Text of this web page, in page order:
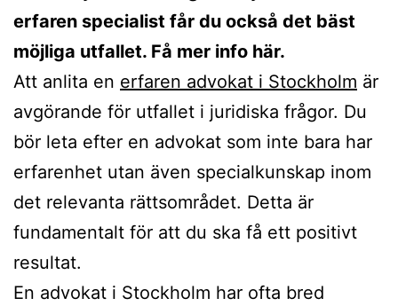
erfaren specialist får du också det bäst
möjliga utfallet. Få mer info här.
Att anlita en erfaren advokat i Stockholm är
avgörande för utfallet i juridiska frågor. Du
bör leta efter en advokat som inte bara har
erfarenhet utan även specialkunskap inom
det relevanta rättsområdet. Detta är
fundamentalt för att du ska få ett positivt
resultat.
En advokat i Stockholm har ofta bred